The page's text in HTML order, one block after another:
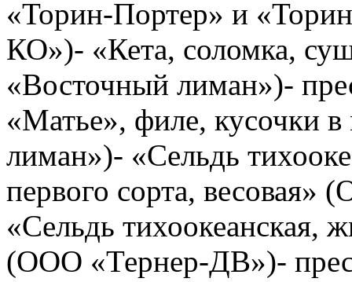
«Торин-Портер» и
КО»)- «Кета, соломка,
«Восточный лиман»)-
«Матье», филе, кусочки
лиман»)- «Сельдь
первого сорта,
«Сельдь тихоокеанская,
(ООО «Тернер-ДВ»)-